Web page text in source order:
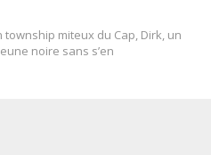
miteux du Cap, Dirk, un
noire sans s’en